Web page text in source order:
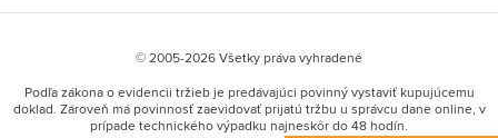
© 2005-2026 Všetky práva vyhradené
Podľa zákona o evidencii tržieb je predávajúci povinný vystaviť kupujúcemu
doklad. Zároveň má povinnosť zaevidovať prijatú tržbu u správcu dane online, v
prípade technického výpadku najneskôr do 48 hodín.